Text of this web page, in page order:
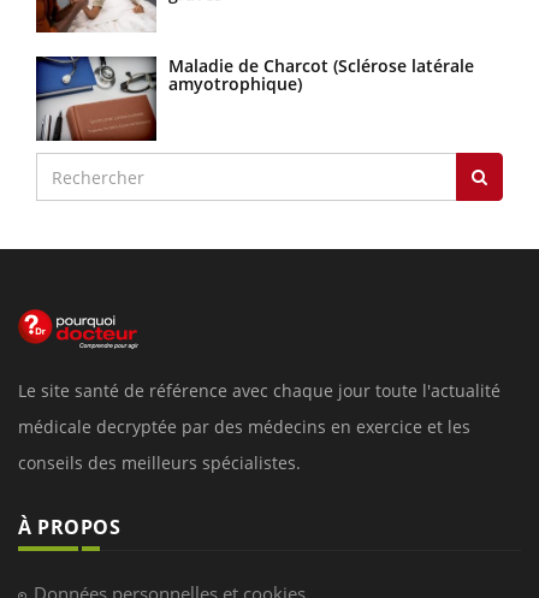
Maladie de Charcot (Sclérose latérale
amyotrophique)
Le site santé de référence avec chaque jour toute l'actualité
médicale decryptée par des médecins en exercice et les
conseils des meilleurs spécialistes.
À PROPOS